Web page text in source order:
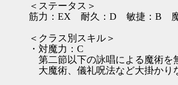
＜ステータス＞
筋力：EX 耐久：D 敏捷：B
＜クラス別スキル＞
・対魔力：C
第二節以下の詠唱による魔術を
大魔術、儀礼呪法など大掛かり